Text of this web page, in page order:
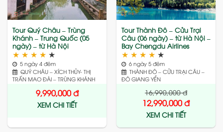
Tour Quý Châu – Trùng
Khánh – Trung Quốc (05
ngày) – từ Hà Nội
★ ★ ★ ★ ★
5 ngày 4 đêm
QUÝ CHÂU – XÍCH THỦY- THỊ
TRẤN MAO ĐÀI – TRÙNG KHÁNH
9,990,000đ
XEM CHI TIẾT
Tour Thành Đô – Cửu Trại
Câu (06 ngày) – từ Hà Nội –
Bay Chengdu Airlines
★ ★ ★ ★ ★
6 ngày 5 đêm
THÀNH ĐÔ – CỬU TRẠI CÂU –
ĐÔ GIANG YỂN
16,990,000đ
12,990,000đ
XEM CHI TIẾT